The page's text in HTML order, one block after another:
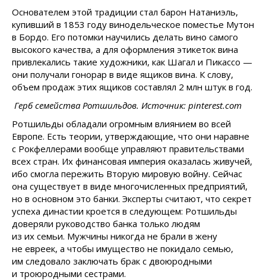
Основателем этой традиции стал барон Натаниэль,
купивший в 1853 году винодельческое поместье Мутон
в Бордо. Его потомки научились делать вино самого
высокого качества, а для оформления этикеток вина
привлекались такие художники, как Шагал и Пикассо —
они получали гонорар в виде ящиков вина. К слову,
объем продаж этих ящиков составлял 2 млн штук в год.
Герб семейства Ротшильдов. Источник: pinterest.com
Ротшильды обладали огромным влиянием во всей
Европе. Есть теории, утверждающие, что они наравне
с Рокфеллерами вообще управляют правительствами
всех стран. Их финансовая империя оказалась живучей,
ибо смогла пережить Вторую мировую войну. Сейчас
она существует в виде многочисленных предприятий,
но в основном это банки. Эксперты считают, что секрет
успеха династии кроется в следующем: Ротшильды
доверяли руководство банка только людям
из их семьи. Мужчины никогда не брали в жену
не евреек, а чтобы имущество не покидало семью,
им следовало заключать брак с двоюродными
и троюродными сестрами.